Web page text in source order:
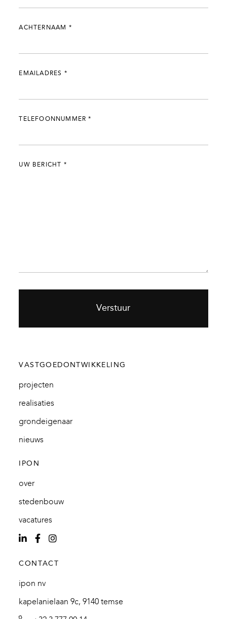
ACHTERNAAM *
EMAILADRES *
TELEFOONNUMMER*
UW BERICHT *
Verstuur
VASTGOEDONTWIKKELING
projecten
realisaties
grondeigenaar
nieuws
IPON
over
stedenbouw
vacatures
CONTACT
ipon nv
kapelanielaan 9c, 9140 temse